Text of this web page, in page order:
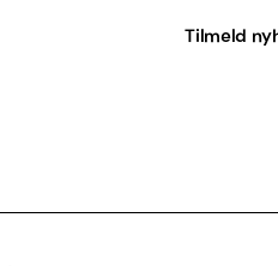
Tilmeld